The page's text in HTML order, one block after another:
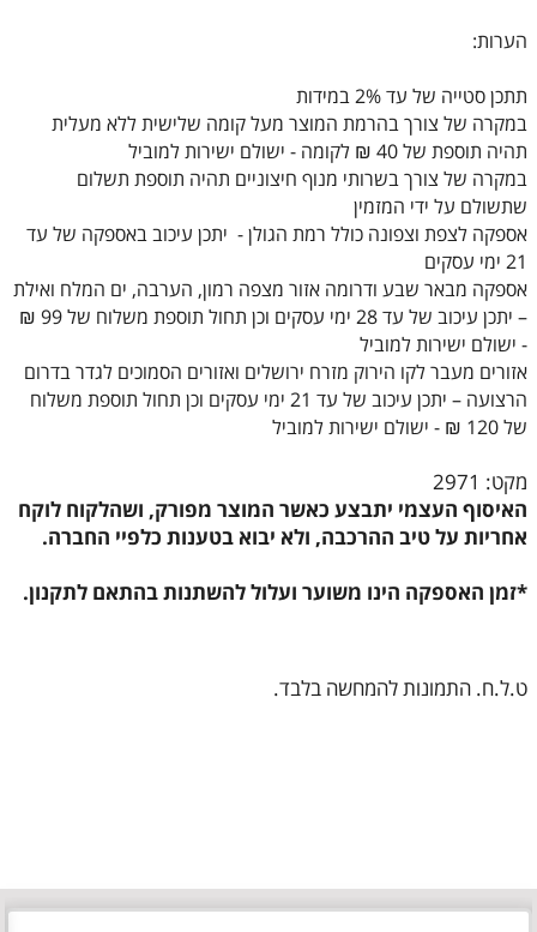
הערות:
תתכן סטייה של עד 2% במידות
במקרה של צורך בהרמת המוצר מעל קומה שלישית ללא מעלית
תהיה תוספת של 40 ₪ לקומה - ישולם ישירות למוביל
במקרה של צורך בשרותי מנוף חיצוניים תהיה תוספת תשלום
שתשולם על ידי המזמין
אספקה לצפת וצפונה כולל רמת הגולן - יתכן עיכוב באספקה של עד
21 ימי עסקים
אספקה מבאר שבע ודרומה אזור מצפה רמון, הערבה, ים המלח ואילת
– יתכן עיכוב של עד 28 ימי עסקים וכן תחול תוספת משלוח של 99 ₪
- ישולם ישירות למוביל
אזורים מעבר לקו הירוק מזרח ירושלים ואזורים הסמוכים לגדר בדרום
הרצועה – יתכן עיכוב של עד 21 ימי עסקים וכן תחול תוספת משלוח
של 120 ₪ - ישולם ישירות למוביל
מקט: 2971
האיסוף העצמי יתבצע כאשר המוצר מפורק, ושהלקוח לוקח
אחריות על טיב ההרכבה, ולא יבוא בטענות כלפיי החברה.
*זמן האספקה הינו משוער ועלול להשתנות בהתאם לתקנון.
ט.ל.ח. התמונות להמחשה בלבד.